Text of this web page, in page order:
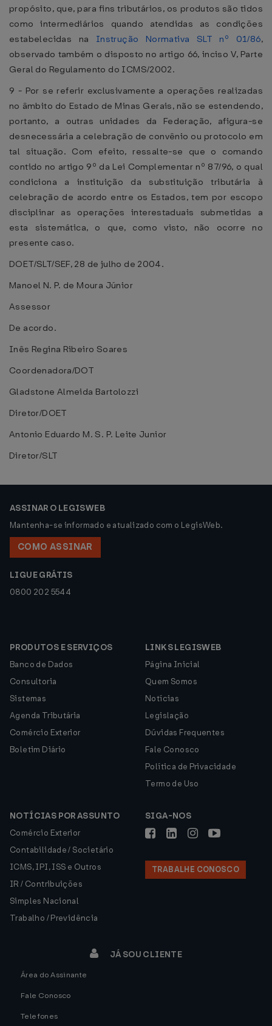
propósito, que, para fins tributários, os produtos são tidos
como intermediários quando atendidas as condições
estabelecidas na Instrução Normativa SLT nº 01/86,
observado também o disposto no artigo 66, inciso V, Parte
Geral do Regulamento do ICMS/2002.
9 - Por se referir exclusivamente a operações realizadas
no âmbito do Estado de Minas Gerais, não se estendendo,
portanto, a outras unidades da Federação, afigura-se
desnecessária a celebração de convênio ou protocolo em
tal situação. Com efeito, ressalte-se que o comando
contido no artigo 9º da Lei Complementar nº 87/96, o qual
condiciona a instituição da substituição tributária à
celebração de acordo entre os Estados, tem por escopo
disciplinar as operações interestaduais submetidas a
esta sistemática, o que, como visto, não ocorre no
presente caso.
DOET/SLT/SEF, 28 de julho de 2004.
Manoel N. P. de Moura Júnior
Assessor
De acordo.
Inês Regina Ribeiro Soares
Coordenadora/DOT
Gladstone Almeida Bartolozzi
Diretor/DOET
Antonio Eduardo M. S. P. Leite Junior
Diretor/SLT
ASSINAR O LEGISWEB
Mantenha-se informado e atualizado com o LegisWeb.
COMO ASSINAR
LIGUE GRÁTIS
0800 202 5544
PRODUTOS E SERVIÇOS
Banco de Dados
Consultoria
Sistemas
Agenda Tributária
Comércio Exterior
Boletim Diário
LINKS LEGISWEB
Página Inicial
Quem Somos
Notícias
Legislação
Dúvidas Frequentes
Fale Conosco
Política de Privacidade
Termo de Uso
NOTÍCIAS POR ASSUNTO
Comércio Exterior
Contabilidade / Societário
ICMS, IPI, ISS e Outros
IR / Contribuições
Simples Nacional
Trabalho / Previdência
SIGA-NOS
TRABALHE CONOSCO
JÁ SOU CLIENTE
Área do Assinante
Fale Conosco
Telefones